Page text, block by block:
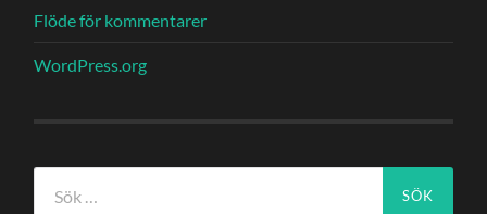
Flöde för kommentarer
WordPress.org
efter: